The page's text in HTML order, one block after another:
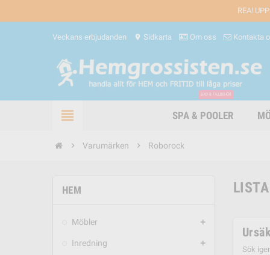
REA!
Veckans erbjudanden location_on Sidkarta Om oss Kontakta
view_headline SPA & POOLER
BAD & TILLBEHÖR
chevron_right Varumärken chevron_right Roborock
HEM
Möbler add
Inredning add
Sök